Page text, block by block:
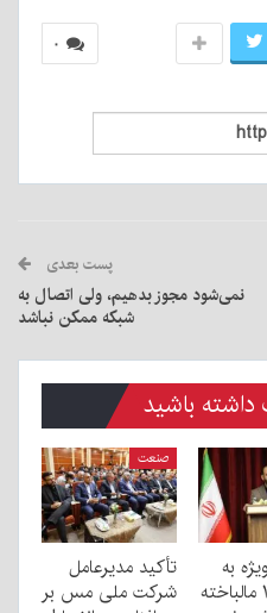
۰
پست بعدی
نمی‌شود مجوز بدهیم، ولی اتصال به
شبکه ممکن نباشد
باشید
به
پرونده ۱۶۰ مالباخته
صنعت
تأکید مدیرعامل
شرکت ملی مس بر